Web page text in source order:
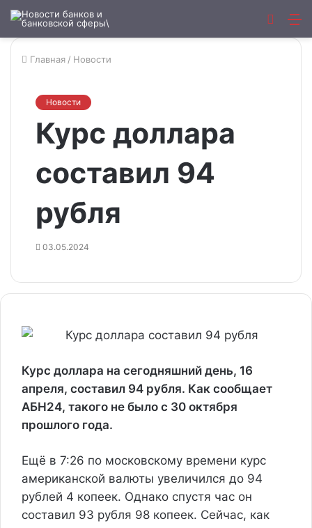
Главная / Новости
Новости
Курс доллара
составил 94
рубля
03.05.2024
Курс доллара на сегодняшний день, 16
апреля, составил 94 рубля. Как сообщает
АБН24, такого не было с 30 октября
прошлого года.
Ещё в 7:26 по московскому времени курс
американской валюты увеличился до 94
рублей 4 копеек. Однако спустя час он
составил 93 рубля 98 копеек. Сейчас, как